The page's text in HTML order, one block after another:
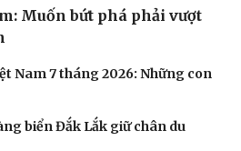
Muốn bứt phá phải vượt
Nam 7 tháng 2026: Những con
biển Đắk Lắk giữ chân du